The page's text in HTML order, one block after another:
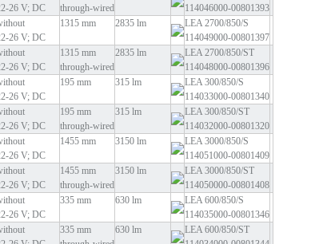
26 V; DC
through-wired
114046000-00801393
26 V; DC
1315 mm 2835 lm
LEA 2700/850/S
114049000-00801397
26 V; DC
1315 mm
through-wired
2835 lm
LEA 2700/850/ST
114048000-00801396
26 V; DC
195 mm 315 lm
LEA 300/850/S
114033000-00801340
26 V; DC
195 mm
through-wired
315 lm
LEA 300/850/ST
114032000-00801320
26 V; DC
1455 mm 3150 lm
LEA 3000/850/S
114051000-00801409
26 V; DC
1455 mm
through-wired
3150 lm
LEA 3000/850/ST
114050000-00801408
26 V; DC
335 mm 630 lm
LEA 600/850/S
114035000-00801346
335 mm
630 lm
LEA 600/850/ST